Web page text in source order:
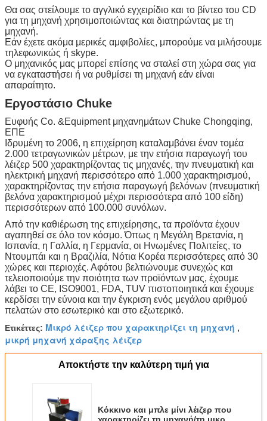
Θα σας στείλουμε το αγγλικό εγχειρίδιο και το βίντεο του CD
για τη μηχανή χρησιμοποιώντας και διατηρώντας με τη
μηχανή.
Εάν έχετε ακόμα μερικές αμφιβολίες, μπορούμε να μιλήσουμε
τηλεφωνικώς ή skype.
Ο μηχανικός μας μπορεί επίσης να σταλεί στη χώρα σας για
να εγκαταστήσει ή να ρυθμίσει τη μηχανή εάν είναι
απαραίτητο.
Εργοστάσιο Chuke
Ευφυής Co. &Equipment μηχανημάτων Chuke Chongqing,
ΕΠΕ
Ιδρυμένη το 2006, η επιχείρηση καταλαμβάνει έναν τομέα
2.000 τετραγωνικών μέτρων, με την ετήσια παραγωγή του
λέιζερ 500 χαρακτηρίζοντας τις μηχανές, την πνευματική και
ηλεκτρική μηχανή περισσότερο από 1.000 χαρακτηρισμού,
χαρακτηρίζοντας την ετήσια παραγωγή βελόνων (πνευματική
βελόνα χαρακτηρισμού μέχρι περισσότερα από 100 είδη)
περισσότερων από 100.000 συνόλων.
Από την καθιέρωση της επιχείρησης, τα προϊόντα έχουν
αγαπηθεί σε όλο τον κόσμο. Όπως η Μεγάλη Βρετανία, η
Ισπανία, η Γαλλία, η Γερμανία, οι Ηνωμένες Πολιτείες, το
Ντουμπάι και η Βραζιλία, Νότια Κορέα περισσότερες από 30
χώρες και περιοχές. Αφότου βελτιώνουμε συνεχώς και
τελειοποιούμε την ποιότητα των προϊόντων μας, έχουμε
λάβει το CE, ISO9001, FDA, TUV πιστοποιητικά και έχουμε
κερδίσει την εύνοια και την έγκριση ενός μεγάλου αριθμού
πελατών στο εσωτερικό και στο εξωτερικό.
Ετικέττες: Μικρό λέιζερ που χαρακτηρίζει τη μηχανή ,
μικρή μηχανή χάραξης λέιζερ
Αποκτήστε την καλύτερη τιμή για
Κόκκινο και μπλε μίνι λέιζερ που
χαρακτηρίζει τη μηχανή/τη μικρή